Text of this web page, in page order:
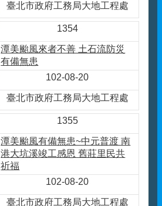
臺北市政府工務局大地工程處
1354
潭美颱風來者不善 土石流防災
有備無患
102-08-20
臺北市政府工務局大地工程處
1355
潭美颱風有備無患~中元普渡 南
港大坑溪竣工感恩 舊莊里民共
祈福
102-08-20
臺北市政府工務局大地工程處